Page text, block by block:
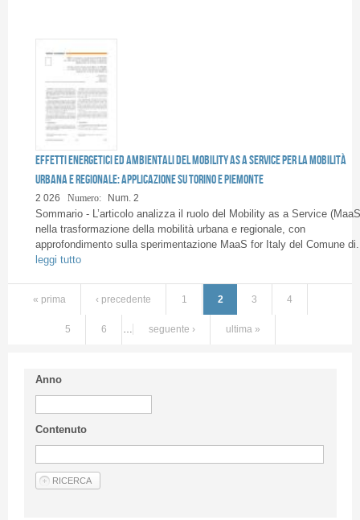
Effetti energetici ed ambientali del Mobility as a Service per la mobilità
urbana e regionale: applicazione su Torino e Piemonte
2 026 Numero: Num. 2
Sommario - L’articolo analizza il ruolo del Mobility as a Service
nella trasformazione della mobilità urbana e regionale, con
approfondimento sulla sperimentazione MaaS for Italy del Comune
leggi tutto
« prima ‹ precedente 1 2 3 4
5 6 … seguente › ultima »
Anno
Contenuto